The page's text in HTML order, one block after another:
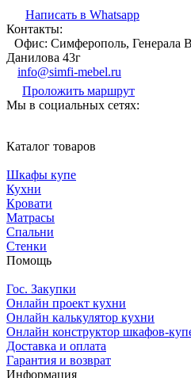
Написать в Whatsapp
Контакты:
Офис: Симферополь, Генерала
Данилова 43г
info@simfi-mebel.ru
Проложить маршрут
Мы в социальных сетях:
Каталог товаров
Шкафы купе
Кухни
Кровати
Матрасы
Cпальни
Стенки
Помощь
Гос. Закупки
Онлайн проект кухни
Онлайн калькулятор кухни
Онлайн конструктор шкафов-
Доставка и оплата
Гарантия и возврат
Информация